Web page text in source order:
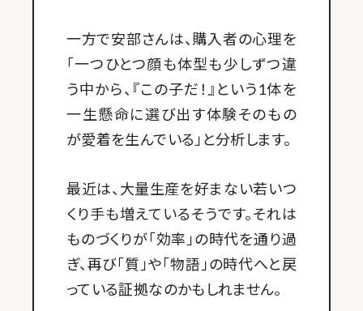
一方で安部さんは、購入者の心理を
「一つひとつ顔も体型も少しずつ違
う中から、『この子だ！』という1体を
一生懸命に選び出す体験そのもの
が愛着を生んでいる」と分析します。
最近は、大量生産を好まない若いつ
くり手も増えているそうです。それは
ものづくりが「効率」の時代を通り過
ぎ、再び「質」や「物語」の時代へと戻
っている証拠なのかもしれません。